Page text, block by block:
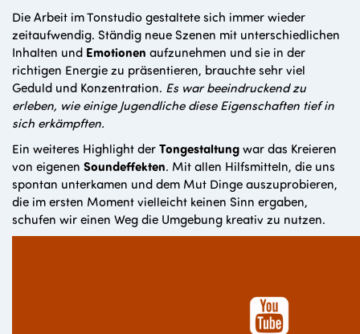
Die Arbeit im Tonstudio gestaltete sich immer wieder
zeitaufwendig. Ständig neue Szenen mit unterschiedlichen
Inhalten und Emotionen aufzunehmen und sie in der
richtigen Energie zu präsentieren, brauchte sehr viel
Geduld und Konzentration. Es war beeindruckend zu
erleben, wie einige Jugendliche diese Eigenschaften tief in
sich erkämpften.
Ein weiteres Highlight derTongestaltungwar das Kreieren
von eigenen Soundeffekten. Mit allen Hilfsmitteln, die uns
spontan unterkamen und dem Mut Dinge auszuprobieren,
die im ersten Moment vielleicht keinen Sinn ergaben,
schufen wir einen Weg die Umgebung kreativ zu nutzen.